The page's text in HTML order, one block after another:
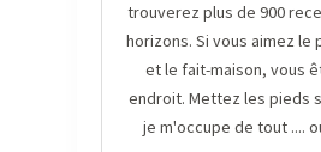
trouverez plus de 900
horizons. Si vous aimez le
et le fait-maison, vous
endroit. Mettez les pieds
je m'occupe de tout ....